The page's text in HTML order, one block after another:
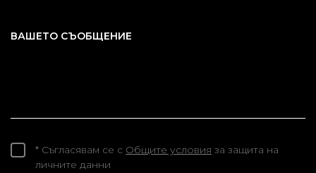
ВАШЕТО СЪОБЩЕНИЕ
* Съгласявам се с Общите условия за защита на
личните данни